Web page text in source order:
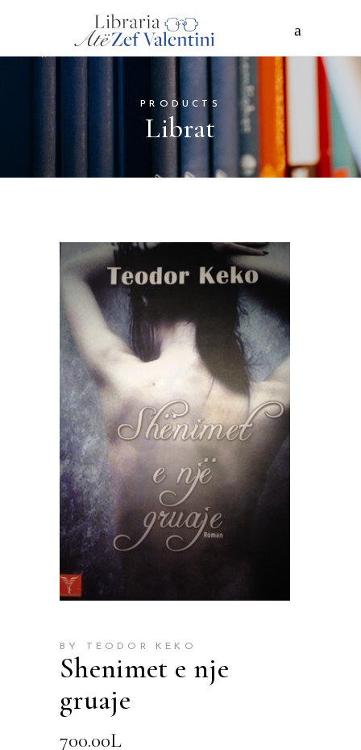
PRODUCTS
Librat
BY TEODOR KEKO
Shenimet e nje
gruaje
700.00L